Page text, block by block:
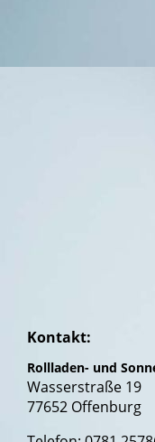
Kontakt:
Rollladen- und
Wasserstraße 19
77652 Offenburg